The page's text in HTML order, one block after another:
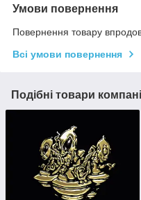
Умови повернення
Повернення товару
Всі умови повернення
Подібні товари